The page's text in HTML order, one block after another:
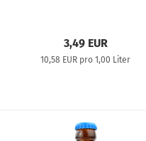
3,49 EUR
10,58 EUR pro 1,00 Liter